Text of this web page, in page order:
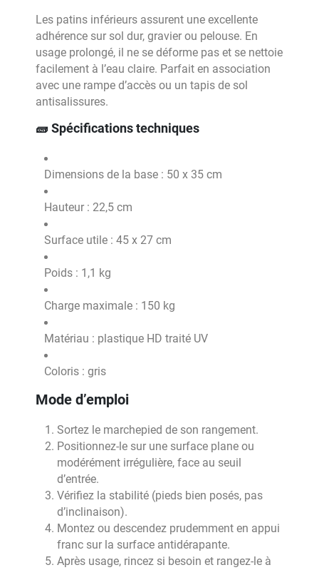
Les patins inférieurs assurent une excellente
adhérence sur sol dur, gravier ou pelouse. En
usage prolongé, il ne se déforme pas et se nettoie
facilement à l’eau claire. Parfait en association
avec une rampe d’accès ou un tapis de sol
antisalissures.
🧱 Spécifications techniques
Dimensions de la base : 50 x 35 cm
Hauteur : 22,5 cm
Surface utile : 45 x 27 cm
Poids : 1,1 kg
Charge maximale : 150 kg
Matériau : plastique HD traité UV
Coloris : gris
Mode d’emploi
Sortez le marchepied de son rangement.
Positionnez-le sur une surface plane ou
modérément irrégulière, face au seuil
d’entrée.
Vérifiez la stabilité (pieds bien posés, pas
d’inclinaison).
Montez ou descendez prudemment en appui
franc sur la surface antidérapante.
Après usage, rincez si besoin et rangez-le à